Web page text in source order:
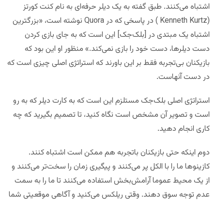
اشتباه می‌کنند. طبق گفته به یک دیلر حرفه‌ای به نام کنت کورتز
(Kenneth Kurtz ) در پاسخی که در Quora نوشته است، «بزرگترین
اشتباه یک مبتدی در [بلک‌جک] این است که به جای بازی کردن
دست دیلرها، دست خود را بازی نمی‌کند.» منظور او این بود که
بازیکنان بی‌تجربه فقط بر این باورند که استراتژی اصلی چیزی است که
در دست آنهاست.
استراتژی اصلی بلک‌جک مستلزم این است که به کارت دیلر که به رو
است و تصویر آن مشخص است نگاه کنید، تا تصمیم بگیرید که چه
کاری انجام دهید.
دوم اینکه حتی بازیکنان باتجربه هم ممکن است اشتباه کنند.
کازینوها ما را با الکل پر می‌کنند و پیگیری زمان را سخت‌تر می‌کنند و
از یک محیط عموما آرامش‌بخش استفاده می‌کنند تا ما را به سمت
عدم توجه سوق دهند. وقتی ریلکس می‌کنید و آگاهی موقعیتی شما